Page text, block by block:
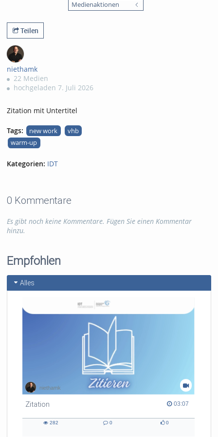
Medienaktionen
Teilen
niethamk
22 Medien
hochgeladen 7. Juli 2026
Zitation mit Untertitel
Tags: new work
vhb
warm-up
Kategorien: IDT
0 Kommentare
Es gibt noch keine Kommentare. Fügen Sie einen Kommentar
hinzu.
Empfohlen
Alles
niethamk
Zitation 03:07
03:07 duration
282
0
0